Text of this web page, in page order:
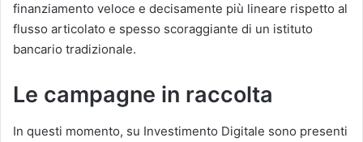
finanziamento veloce e decisamente più lineare rispetto al
flusso articolato e spesso scoraggiante di un istituto
bancario tradizionale.
Le campagne in raccolta
In questi momento, su Investimento Digitale sono presenti